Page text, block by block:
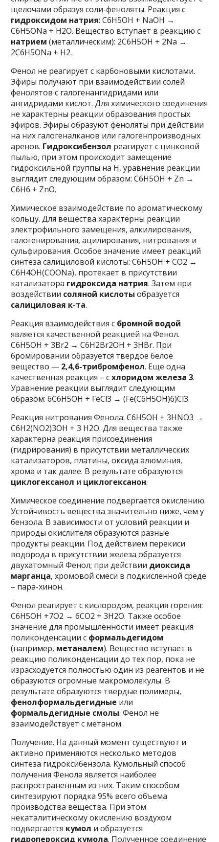
щелочами образуя соли-феноляты. Реакция с
гидроксидом натрия: С6Н5ОН + NaOH →
C6H5ONa + H2O. Вещество вступает в реакцию с
натрием (металлическим): 2C6H5OH + 2Na →
2C6H5ONa + H2.
Фенол не реагирует с карбоновыми кислотами.
Эфиры получают при взаимодействии солей
фенолятов с галогенангидридами или
ангидридами кислот. Для химического соединения
не характерны реакции образования простых
эфиров. Эфиры образуют феноляты при действии
на них галогеналканов или галогенпроизводных
аренов. Гидроксибензол реагирует с цинковой
пылью, при этом происходит замещение
гидроксильной группы на Н, уравнение реакции
выглядит следующим образом: C6H5OH + Zn →
C6H6 + ZnO.
Химическое взаимодействие по ароматическому
кольцу. Для вещества характерны реакции
электрофильного замещения, алкилирования,
галогенирования, ацилирования, нитрования и
сульфирования. Особое значение имеет реакций
синтеза салициловой кислоты: C6H5OH + CO2 →
C6H4OH(COONa), протекает в присутствии
катализатора гидроксида натрия. Затем при
воздействии соляной кислоты образуется
салициловая к-та.
Реакция взаимодействия с бромной водой
является качественной реакцией на Фенол.
C6H5OH + 3Br2 → C6H2Br2OH + 3HBr. При
бромировании образуется твердое белое
вещество — 2,4,6-трибромфенол. Еще одна
качественная реакция – схлоридом железа 3.
Уравнение реакции выглядит следующим
образом: 6C6H5OH + FeCl3 → (Fe(C6H5OH)6)Cl3.
Реакция нитрования Фенола: C6H5OH + 3HNO3 →
C6H2(NO2)3OH + 3 H2O. Для вещества также
характерна реакция присоединения
(гидрирования) в присутствии металлических
катализаторов, платины, оксида алюминия,
хрома и так далее. В результате образуются
циклогексанол и циклогексанон.
Химическое соединение подвергается окислению.
Устойчивость вещества значительно ниже, чем у
бензола. В зависимости от условий реакции и
природы окислителя образуются разные
продукты реакции. Под действием перекиси
водорода в присутствии железа образуется
двухатомный Фенол; при действии диоксида
марганца, хромовой смеси в подкисленной среде
– пара-хинон.
Фенол реагирует с кислородом, реакция горения:
С6Н5ОН +7О2 → 6СО2 + 3Н2О. Также особое
значение для промышленности имеет реакция
поликонденсации с формальдегидом
(например, метаналем). Вещество вступает в
реакцию поликонденсации до тех пор, пока не
израсходуется полностью один из реагентов и не
образуются огромные макромолекулы. В
результате образуются твердые полимеры,
фенолформальдегидные или
формальдегидные смолы. Фенол не
взаимодействует с метаном.
Получение. На данный момент существуют и
активно применяются несколько методов
синтеза гидроксибензола. Кумольный способ
получения Фенола является наиболее
распространенным из них. Таким способом
синтезируют порядка 95% всего объема
производства вещества. При этом
некаталитическому окислению воздухом
подвергается кумол и образуется
гидропероксид кумола. Полученное соединение